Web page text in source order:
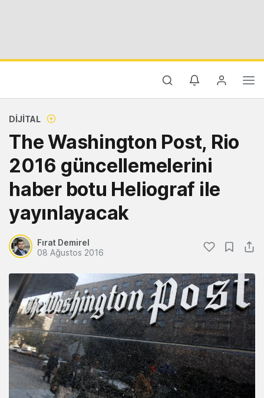
DIJITAL
The Washington Post, Rio
2016 güncellemelerini
haber botu Heliograf ile
yayınlayacak
Fırat Demirel
08 Ağustos 2016